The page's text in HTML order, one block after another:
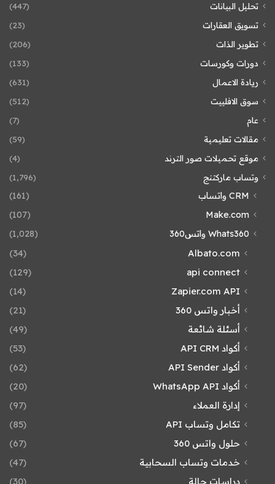
تحليل البيانات
(447)
تسويق العقارات
(23)
تطوير الذات
(206)
دورات وكورسات
(133)
ريادة الاعمال
(631)
سوق الافلييت
(512)
عام
(7)
مقالات تعليمية
(59)
موقع تحميلات صور الترند
(4)
وتساب ماركتنج
(1٬796)
CRM واتساب
(161)
Make.com
(107)
Whats360 واتس360
(1٬028)
Albato.com
(34)
api connect
(129)
Zapier.com API
(14)
أخبار واتس 360
(21)
أسئلة شائعة
(49)
أكواد API CRM
(53)
أكواد API Sender
(62)
أكواد WhatsApp API
(20)
إدارة العملاء
(97)
تكامل وتساب API
(85)
حلول واتس 360
(67)
خدمات وتساب السحابية
(47)
دراسات حالة
(30)